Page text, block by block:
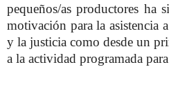
pequeños/as productores ha
motivación para la asistencia
y la justicia como desde un
a la actividad programada